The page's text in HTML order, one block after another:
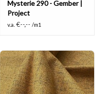
Mysterie 290 - Gember |
Project
v.a. €--,-- /m1